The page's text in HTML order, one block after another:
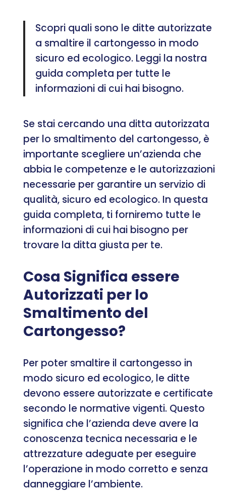
Scopri quali sono le ditte autorizzate
a smaltire il cartongesso in modo
sicuro ed ecologico. Leggi la nostra
guida completa per tutte le
informazioni di cui hai bisogno.
Se stai cercando una ditta autorizzata
per lo smaltimento del cartongesso, è
importante scegliere un’azienda che
abbia le competenze e le autorizzazioni
necessarie per garantire un servizio di
qualità, sicuro ed ecologico. In questa
guida completa, ti forniremo tutte le
informazioni di cui hai bisogno per
trovare la ditta giusta per te.
Cosa Significa essere
Autorizzati per lo
Smaltimento del
Cartongesso?
Per poter smaltire il cartongesso in
modo sicuro ed ecologico, le ditte
devono essere autorizzate e certificate
secondo le normative vigenti. Questo
significa che l’azienda deve avere la
conoscenza tecnica necessaria e le
attrezzature adeguate per eseguire
l’operazione in modo corretto e senza
danneggiare l’ambiente.